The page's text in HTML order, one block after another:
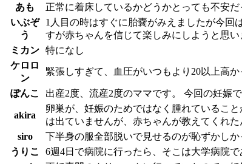
あも
正常に着床しているかどうかとっても不安
いぶぞ
う
1人目の時はすぐに胎嚢がみえましたが今回
すが赤ちゃんを信じて楽しみにしようと思い
ミカン 特になし
ケロロ
ン
緊張しすぎて、血圧がいつもより20以上高か
ぽんこ 出産2度、流産2度のママです。 今回の妊娠
akira
卵巣が、妊娠のためではなく腫れているこ
は出ていませんが、赤ちゃんが教えてくれた
siro
下半身の服全部脱いで見せるのが恥ずかし
うりこ
6週4日で病院に行ったら、そこは大学病院